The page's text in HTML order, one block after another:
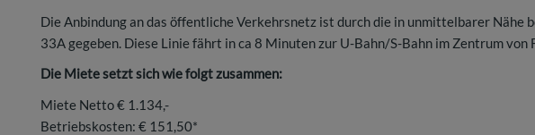
Die Anbindung an das öffentliche Verkehrsnetz ist durch die in unmittelbarer Nähe
33A gegeben. Diese Linie fährt in ca 8 Minuten zur U-Bahn/S-Bahn im Zentrum von
Die Miete setzt sich wie folgt zusammen:
Miete Netto € 1.134,-
Betriebskosten: € 151,50*